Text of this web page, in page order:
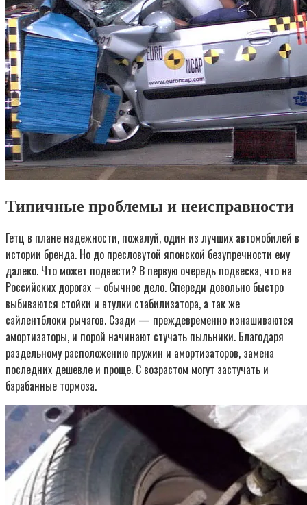
Типичные проблемы и неисправности
Гетц в плане надежности, пожалуй, один из лучших автомобилей в
истории бренда. Но до пресловутой японской безупречности ему
далеко. Что может подвести? В первую очередь подвеска, что на
Российских дорогах – обычное дело. Спереди довольно быстро
выбиваются стойки и втулки стабилизатора, а так же
сайлентблоки рычагов. Сзади — преждевременно изнашиваются
амортизаторы, и порой начинают стучать пыльники. Благодаря
раздельному расположению пружин и амортизаторов, замена
последних дешевле и проще. С возрастом могут застучать и
барабанные тормоза.